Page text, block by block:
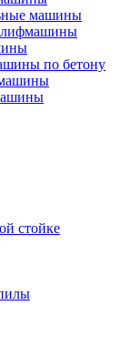
машины
по бетону
стойке